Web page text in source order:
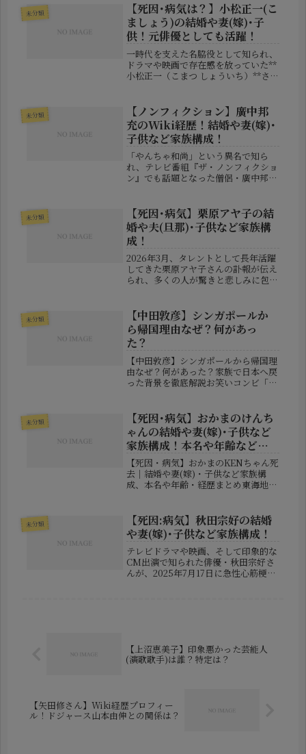
未分類
【死因･病気は？】小松正一(こ
ましょう)の結婚や妻(嫁)･子
供！元俳優としても活躍！
一時代を支えた名脇役として知られ、
ドラマや映画で存在感を放っていた**
小松正一（こまつ しょういち）**さ
としても愛される存在となりました。
2025年9月20日、61歳という...
未分類
【ノンフィクション】廣中邦
充のWiki経歴！結婚や妻(嫁)･
子供など家族構成！
「やんちゃ和尚」という異名で知ら
れ、テレビ番組『ザ・ノンフィクショ
ン』でも話題となった僧侶・廣中邦充
ちを支援し、1000人以上を社会へと
送り出した“平成の駆け込み寺”の創
設...
未分類
【死因･病気】栗原アヤ子の結
婚や夫(旦那)･子供など家族構
成！
2026年3月、タレントとして長年活躍
してきた栗原アヤ子さんの訃報が伝え
られ、多くの人が驚きと悲しみに包ま
していた姿を知る世代にとって、その
存在は非常に大きなものでした。今...
未分類
【中田敦彦】シンガポールか
ら帰国理由なぜ？何があっ
た？
【中田敦彦】シンガポールから帰国理
由なぜ？何があった？家族で日本へ戻
った背景を徹底解説お笑いコンビ「オ
を離れ、日本へ帰国したことが話題に
なっています。2021年に海外移住を...
未分類
【死因･病気】おかまのけんち
ゃんの結婚や妻(嫁)･子供など
家族構成！本名や年齢など
wiki経歴！
【死因・病気】おかまのKENちゃん死
去｜結婚や妻(嫁)・子供など家族構
成、本名や年齢・経歴まとめ東海地方
ちゃん」が亡くなったことが明らかに
なりました。名古屋市のFMラジオ...
未分類
【死因:病気】秋田宗好の結婚
や妻(嫁)･子供など家族構成！
テレビドラマや映画、そして印象的な
CM出演で知られた俳優・秋田宗好さ
んが、2025年7月17日に急性心筋梗塞
【上沼恵美子】印象悪かった芸能人
(演歌歌手)は誰？特定は？
【矢田修さん】Wiki経歴プロフィー
ル！ドジャース山本由伸との関係は？